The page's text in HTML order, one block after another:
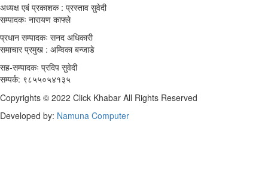
अध्यक्ष एबं प्रकाशक : प्रस्ताव सुवेदी
सम्पादकः नारायण काफ्ले
प्रधान सम्पादकः सनद अधिकारी
समाचार प्रमुख : अम्विका बन्जाडे
सह-सम्पादकः प्रदिप सुवेदी
सम्पर्क: ९८५५०५४१३५
Copyrights © 2022 Click Khabar All Rights Reserved
Developed by: Namuna Computer